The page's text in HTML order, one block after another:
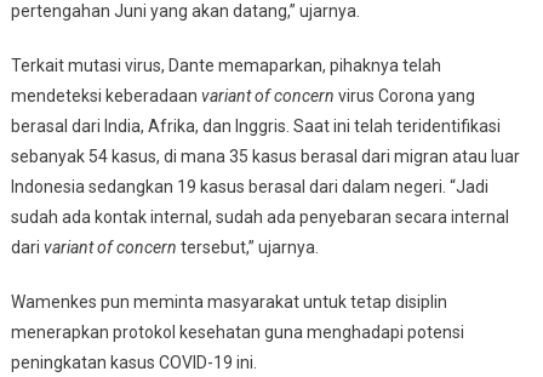
pertengahan Juni yang akan datang,” ujarnya.
Terkait mutasi virus, Dante memaparkan, pihaknya telah
mendeteksi keberadaan variant of concern virus Corona yang
berasal dari India, Afrika, dan Inggris. Saat ini telah teridentifikasi
sebanyak 54 kasus, di mana 35 kasus berasal dari migran atau luar
Indonesia sedangkan 19 kasus berasal dari dalam negeri. “Jadi
sudah ada kontak internal, sudah ada penyebaran secara internal
dari variant of concern tersebut,” ujarnya.
Wamenkes pun meminta masyarakat untuk tetap disiplin
menerapkan protokol kesehatan guna menghadapi potensi
peningkatan kasus COVID-19 ini.